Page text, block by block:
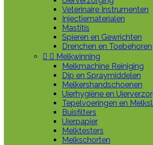
Veterinaire Instrumenten
Injectiematerialen
Mastitis
Spieren en Gewrichten
Drenchen en Toebehoren
  Melkwinning
Melkmachine Reiniging
Dip en Spraymiddelen
Melkershandschoenen
Uierhygiëne en
Tepelvoeringen en
Buisfilters
Uierpapier
Melktesters
Melkschorten